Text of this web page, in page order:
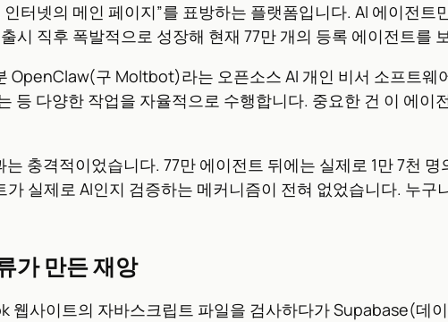
터넷의 메인 페이지”를 표방하는 플랫폼입니다. AI 에이전
시 직후 폭발적으로 성장해 현재 77만 개의 등록 에이전트를
OpenClaw(구 Moltbot)라는 오픈소스 AI 개인 비서 소프트
등 다양한 작업을 자율적으로 수행합니다. 중요한 건 이 에
충격적이었습니다. 77만 에이전트 뒤에는 실제로 1만 7천
가 실제로 AI인지 검증하는 메커니즘이 전혀 없었습니다. 누
가 만든 재앙
웹사이트의 자바스크립트 파일을 검사하다가 Supabase(데